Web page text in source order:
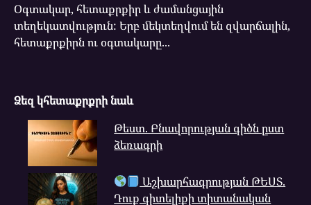
Օգտակար, հետաքրքիր և ժամանցային
տեղեկատվություն: Երբ մեկտեղվում են զվարճալին,
հետաքրքիրն ու օգտակարը...
Ձեզ կհետաքրքրի նաև
Թեստ. Բնավորության գիծն ըստ
ձեռագրի
Աշխարհագրության ԹԵՍՏ.
Դուք գիտելիքի տիտանական